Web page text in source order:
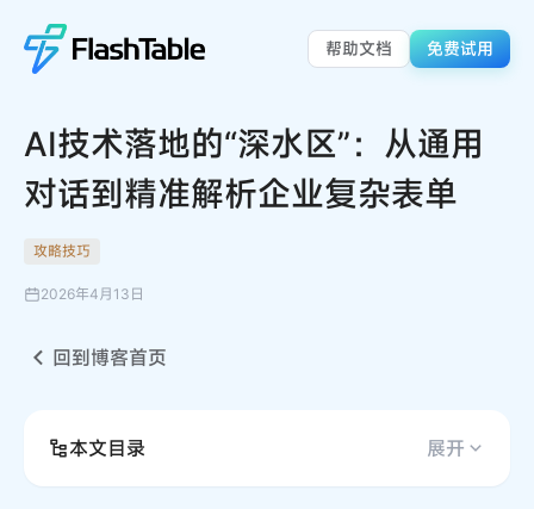
帮助文档 免费试用
AI技术落地的“深水区”：从通用
对话到精准解析企业复杂表单
攻略技巧
2026年4月13日
回到博客首页
本文目录 展开